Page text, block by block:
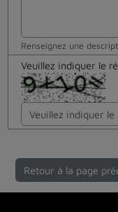
Renseignez une
Veuillez indiquer le
Retour à la page